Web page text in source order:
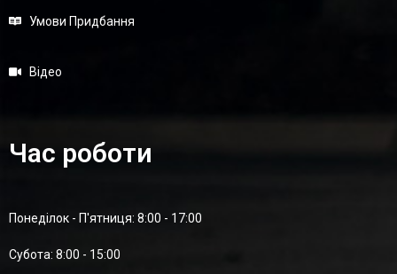
Умови Придбання
Відео
Час роботи
Понеділок - П'ятниця: 8:00 - 17:00
Суботa: 8:00 - 15:00